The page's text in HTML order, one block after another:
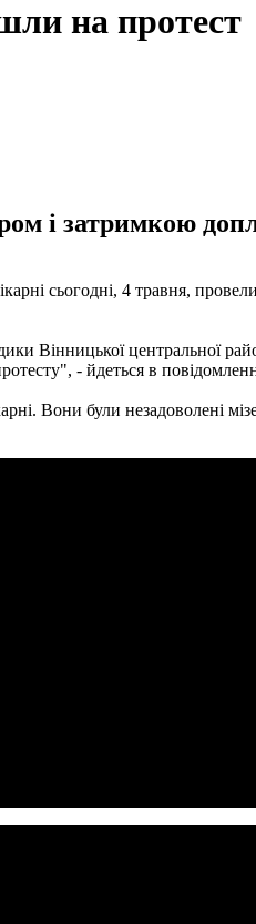
на протест
і затримкою
сьогодні, 4 травня,
Вінницької центральної
- йдеться в
Вони були незадоволені